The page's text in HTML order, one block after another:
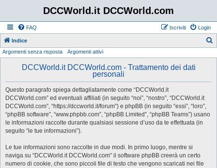
DCCWorld.it DCCWorld.com
FAQ Login
Iscriviti
Indice
Argomenti senza risposta Argomenti attivi
DCCWorld.it DCCWorld.com - Trattamento dei dati
personali
Questo paragrafo spiega dettagliatamente come “DCCWorld.it
DCCWorld.com” ed eventuali affiliati (in seguito “noi”, “nostro”, “DCCWorld.it
DCCWorld.com”, “https://dccworld.it/forum”) e phpBB (in seguito “essi”, “loro”,
“phpBB software”, “www.phpbb.com”, “phpBB Limited”, “phpBB Teams”) usano
le informazioni raccolte durante qualsiasi sessione d’uso da te effettuata (in
seguito “le tue informazioni”).
Le tue informazioni sono raccolte in due modi. In primo luogo, mentre si
naviga su “DCCWorld.it DCCWorld.com” il software phpBB creerà un certo
numero di cookie, che sono piccoli file di testo che vengono scaricati nei file